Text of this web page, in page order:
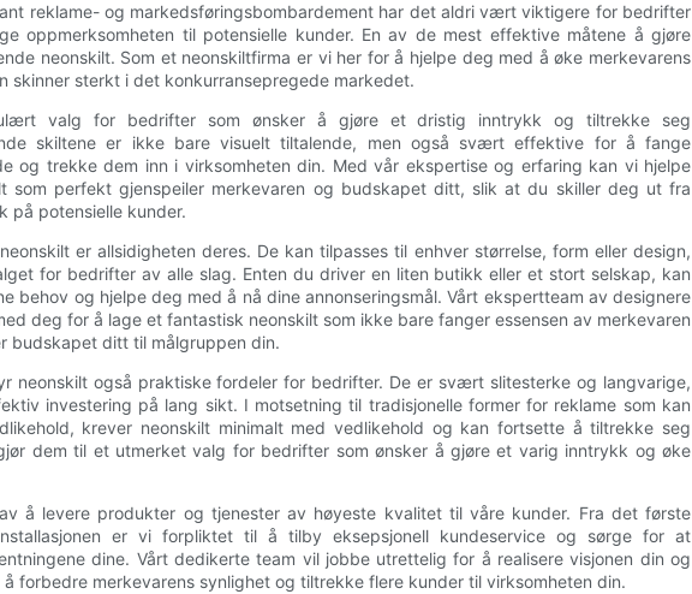
reklame- og markedsføringsbombardement har det aldri vært viktigere for bedrifter
oppmerksomheten til potensielle kunder. En av de mest effektive måtene å gjøre
neonskilt. Som et neonskiltfirma er vi her for å hjelpe deg med å øke merkevarens
skinner sterkt i det konkurransepregede markedet.
valg for bedrifter som ønsker å gjøre et dristig inntrykk og tiltrekke seg
skiltene er ikke bare visuelt tiltalende, men også svært effektive for å fange
og trekke dem inn i virksomheten din. Med vår ekspertise og erfaring kan vi hjelpe
som perfekt gjenspeiler merkevaren og budskapet ditt, slik at du skiller deg ut fra
på potensielle kunder.
er allsidigheten deres. De kan tilpasses til enhver størrelse, form eller design,
for bedrifter av alle slag. Enten du driver en liten butikk eller et stort selskap, kan
behov og hjelpe deg med å nå dine annonseringsmål. Vårt ekspertteam av designere
deg for å lage et fantastisk neonskilt som ikke bare fanger essensen av merkevaren
budskapet ditt til målgruppen din.
neonskilt også praktiske fordeler for bedrifter. De er svært slitesterke og langvarige,
investering på lang sikt. I motsetning til tradisjonelle former for reklame som kan
krever neonskilt minimalt med vedlikehold og kan fortsette å tiltrekke seg
dem til et utmerket valg for bedrifter som ønsker å gjøre et varig inntrykk og øke
å levere produkter og tjenester av høyeste kvalitet til våre kunder. Fra det første
er vi forpliktet til å tilby eksepsjonell kundeservice og sørge for at
dine. Vårt dedikerte team vil jobbe utrettelig for å realisere visjonen din og
forbedre merkevarens synlighet og tiltrekke flere kunder til virksomheten din.